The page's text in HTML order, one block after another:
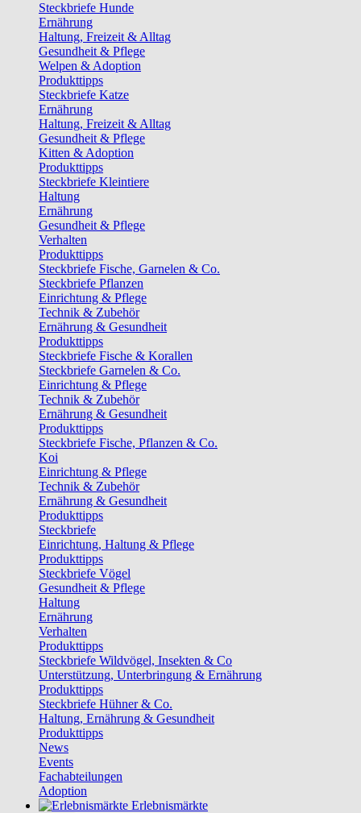
Steckbriefe Hunde
Ernährung
Haltung, Freizeit & Alltag
Gesundheit & Pflege
Welpen & Adoption
Produkttipps
Steckbriefe Katze
Ernährung
Haltung, Freizeit & Alltag
Gesundheit & Pflege
Kitten & Adoption
Produkttipps
Steckbriefe Kleintiere
Haltung
Ernährung
Gesundheit & Pflege
Verhalten
Produkttipps
Steckbriefe Fische, Garnelen & Co.
Steckbriefe Pflanzen
Einrichtung & Pflege
Technik & Zubehör
Ernährung & Gesundheit
Produkttipps
Steckbriefe Fische & Korallen
Steckbriefe Garnelen & Co.
Einrichtung & Pflege
Technik & Zubehör
Ernährung & Gesundheit
Produkttipps
Steckbriefe Fische, Pflanzen & Co.
Koi
Einrichtung & Pflege
Technik & Zubehör
Ernährung & Gesundheit
Produkttipps
Steckbriefe
Einrichtung, Haltung & Pflege
Produkttipps
Steckbriefe Vögel
Gesundheit & Pflege
Haltung
Ernährung
Verhalten
Produkttipps
Steckbriefe Wildvögel, Insekten & Co
Unterstützung, Unterbringung & Ernährung
Produkttipps
Steckbriefe Hühner & Co.
Haltung, Ernährung & Gesundheit
Produkttipps
News
Events
Fachabteilungen
Adoption
Erlebnismärkte